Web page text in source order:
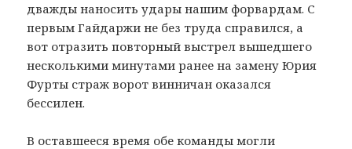
дважды наносить удары нашим форвардам. С
первым Гайдаржи не без труда справился, а
вот отразить повторный выстрел вышедшего
несколькими минутами ранее на замену Юрия
Фурты страж ворот винничан оказался
бессилен.
В оставшееся время обе команды могли